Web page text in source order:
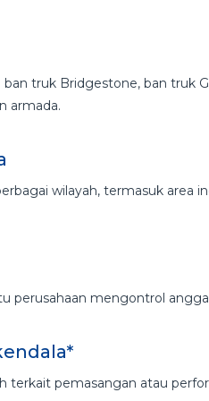
truk Bridgestone, ban truk
armada.
wilayah, termasuk area
mengontrol
terkait pemasangan atau